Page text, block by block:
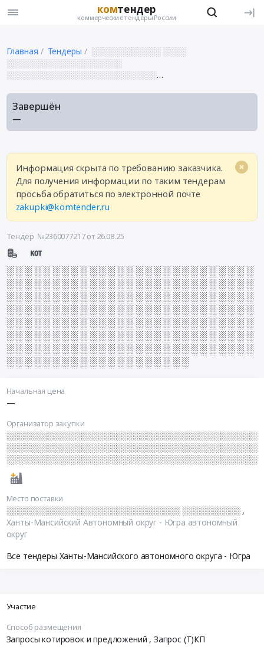
комтендер
коммерческие тендеры России
Главная Тендеры
░░░░░░░░░░░░ ░░░░
░░░░░░░░░░░░░░░░░░░░
░░░░░░░░░░░░░░░░░░░░░░░░░░
░░░░░░ ░░░░░░░░░░ ░░░░░░░░░░ ░░░░░░░░░░░░░░
░░ ░░░░░░░░░░░░░░ ░░░░░░░░░░░░░░
░░░░░░░░░░░░░░ ░░░░░░░░░░░░░░░░░ ░░░░░░░░░░░
Завершён
—
Информация скрыта по требованию заказчика.
Для получения информации по таким тендерам
просьба обратиться по электронной почте
zakupki@komtender.ru
Тендер №2360077217от 26.08.25
░ ░ ░ ░ ░ ░ ░ ░ ░ ░ ░ ░ ░ ░ ░ ░ ░ ░ ░ ░ ░ ░ ░ ░ ░ ░ ░
░ ░ ░ ░ ░ ░ ░ ░ ░ ░ ░ ░ ░ ░ ░ ░ ░ ░ ░ ░ ░ ░ ░ ░ ░ ░ ░
░ ░ ░ ░ ░ ░ ░ ░ ░ ░ ░ ░ ░ ░ ░ ░ ░ ░ ░ ░ ░ ░ ░ ░ ░ ░ ░
░ ░ ░ ░ ░ ░ ░ ░ ░ ░ ░ ░ ░ ░ ░ ░ ░ ░ ░ ░ ░ ░ ░ ░ ░ ░ ░
░ ░ ░ ░ ░ ░ ░ ░ ░ ░ ░ ░ ░ ░ ░ ░ ░ ░ ░ ░ ░ ░ ░ ░ ░ ░ ░
░ ░ ░ ░ ░ ░ ░ ░ ░ ░ ░ ░ ░ ░ ░ ░ ░ ░ ░ ░ ░ ░ ░ ░ ░ ░ ░
░ ░ ░ ░ ░ ░ ░ ░ ░ ░ ░ ░ ░ ░ ░ ░ ░ ░ ░ ░ ░ ░ ░ ░ ░ ░ ░
░ ░ ░ ░ ░ ░ ░ ░ ░ ░ ░ ░ ░ ░ ░ ░ ░ ░ ░ ░
Начальная цена
—
Организатор закупки
Место поставки
░░░░░░░░░░░░░░░░░░░░░░░░░░░░░░ ░░░░░░░░░░ ,
Ханты-Мансийский Автономный округ - Югра автономный
округ
Все тендеры Ханты-Мансийского автономного округа - Югра
Участие
Способ размещения
Запросы котировок и предложений , Запрос (Т)КП